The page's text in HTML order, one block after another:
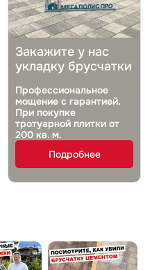
Закажите у нас
укладку брусчатки
Профессиональное
мощение с гарантией.
При покупке
тротуарной плитки от
200 кв. м.
Подробнее